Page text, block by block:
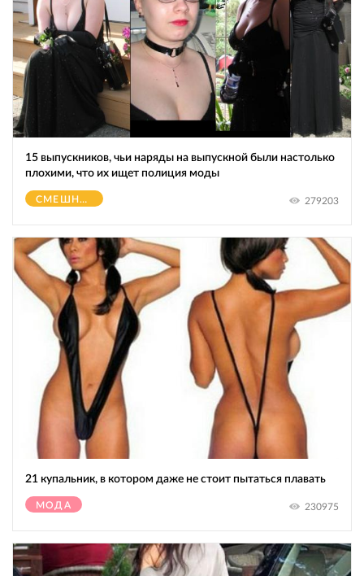
15 выпускников, чьи наряды на выпускной были настолько
плохими, что их ищет полиция моды
СМЕШНОЕ 279203
21 купальник, в котором даже не стоит пытаться плавать
МОДА 230975